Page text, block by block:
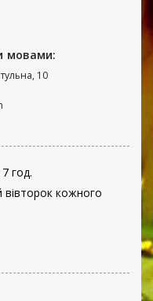
мовами:
10
год.
вівторок кожного